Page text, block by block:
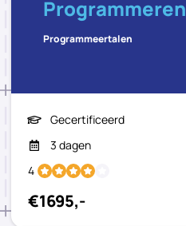
Programmeren
Programmeertalen
Gecertificeerd
3 dagen
4
€1695,-